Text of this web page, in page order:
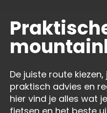
De juiste route
praktisch advies en
hier vind je alles wat